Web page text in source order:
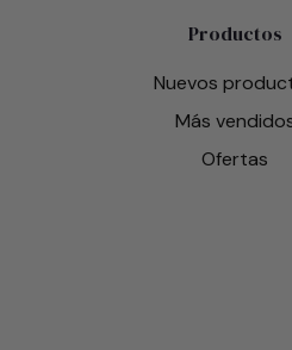
Productos
Nuevos
Más
Ofertas